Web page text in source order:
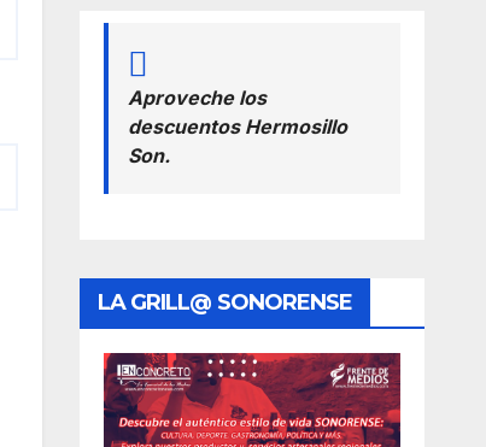
Aproveche los
descuentos Hermosillo
Son.
LA GRILL@ SONORENSE